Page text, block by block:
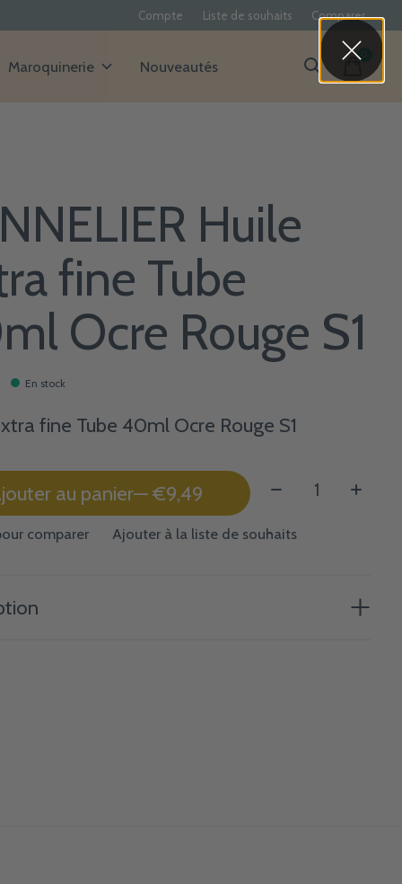
Compte Liste de souhaits Comparer
Maroquinerie Nouveautés items
Huile
fine Tube
Ocre Rouge S1
En stock
fine Tube 40ml Ocre Rouge S1
au panier — €9,49 Quantité:
comparer Ajouter à la liste de souhaits